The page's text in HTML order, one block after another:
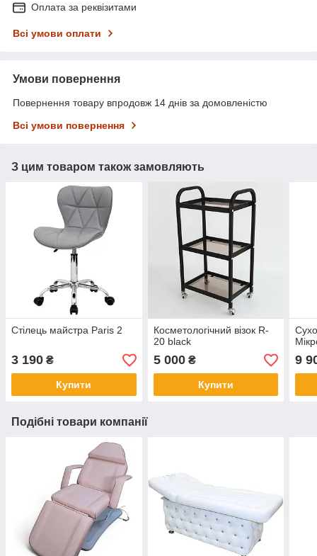
Оплата за реквізитами
Всі умови оплати
Умови повернення
Повернення товару впродовж 14 днів за домовленістю
Всі умови повернення
З цим товаром також замовляють
Стілець майстра Paris 2
3 190 ₴
Купити
Косметологічний візок R-
20 black
5 000₴
Купити
9
Подібні товари компанії